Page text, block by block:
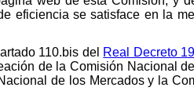
eficiencia se satisface en la
110.bis del Real Decreto
de la Comisión Nacional
de los Mercados y la